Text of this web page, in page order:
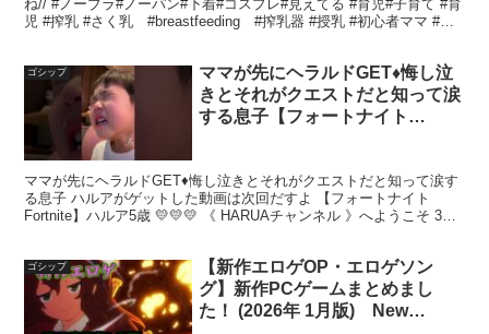
ね// #ノーブラ#ノーパン#下着#コスプレ#見えてる #育児#子育て #育
児 #搾乳 #さく乳 #breastfeeding #搾乳器 #授乳 #初心者ママ #ピ
ゴシップ
ママが先にヘラルドGET♦️悔し泣
きとそれがクエストだと知って涙
する息子【フォートナイト
ママが先にヘラルドGET♦️悔し泣きとそれがクエストだと知って涙す
る息子 ハルアがゲットした動画は次回だすよ 【フォートナイト
Fortnite】ハルア5歳 💛💛💛 《 HARUAチャンネル 》へようこそ 3歳
ゴシップ
【新作エロゲOP・エロゲソン
グ】新作PCゲームまとめまし
た！ (2026年 1月版) New